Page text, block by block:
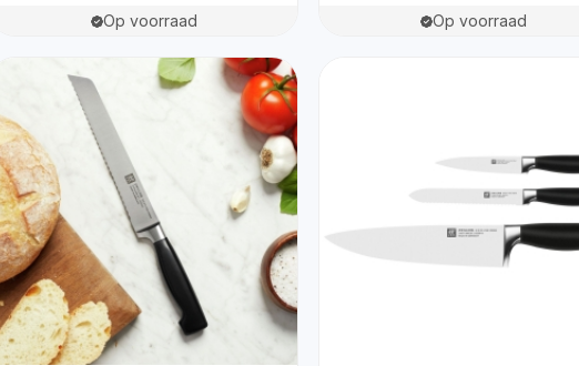
Op voorraad Op voorraad